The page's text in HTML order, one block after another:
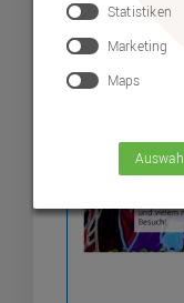
Statistiken
Marketing
Maps